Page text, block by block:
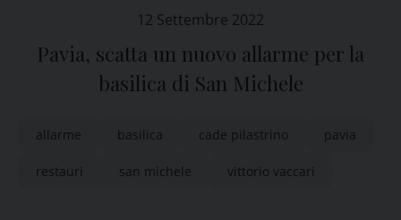
12 Settembre 2022
Pavia, scatta un nuovo allarme per la
basilica di San Michele
allarme basilica cade pilastrino pavia
restauri san michele vittorio vaccari